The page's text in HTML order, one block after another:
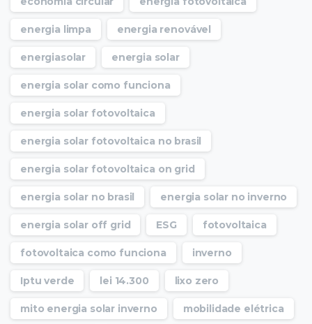
energia limpa energia renovável
energiasolar energia solar
energia solar como funciona
energia solar fotovoltaica
energia solar fotovoltaica no brasil
energia solar fotovoltaica on grid
energia solar no brasil energia solar no inverno
energia solar off grid ESG fotovoltaica
fotovoltaica como funciona inverno
Iptu verde lei 14.300 lixo zero
mito energia solar inverno mobilidade elétrica